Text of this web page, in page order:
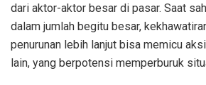
dari aktor-aktor besar di pasar. Saat
dalam jumlah begitu besar,
penurunan lebih lanjut bisa memicu
lain, yang berpotensi memperburuk